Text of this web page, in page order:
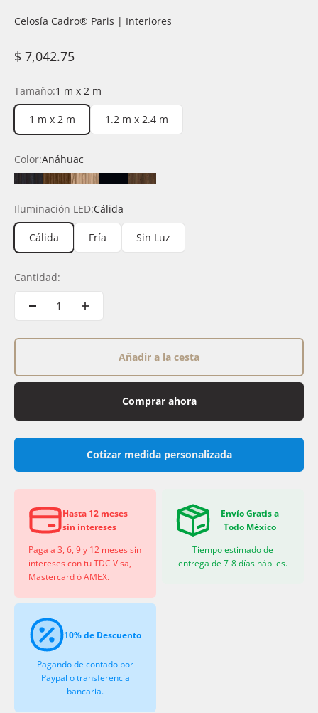
Celosía Cadro®️ Paris | Interiores
Precio de oferta
$ 7,042.75
Tamaño:1 m x 2 m
1 m x 2 m 1.2 m x 2.4 m
Color:Anáhuac
AnáhuacDurangoLatte NegroRioja
Iluminación LED:Cálida
Cálida Fría Sin Luz
Cantidad:
Añadir a la cesta
Comprar ahora
Cotizar medida personalizada
Hasta 12 meses
sin intereses
Paga a 3, 6, 9 y 12 meses sin
intereses con tu TDC Visa,
Mastercard ó AMEX.
Envío Gratis a
Todo México
Tiempo estimado de
entrega de 7-8 días hábiles.
10% de Descuento
Pagando de contado por
Paypal o transferencia
bancaria.